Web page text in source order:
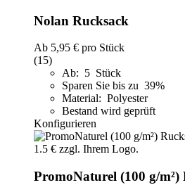
Nolan Rucksack
Ab 5,95 € pro Stück
(15)
Ab: 5 Stück
Sparen Sie bis zu 39%
Material: Polyester
Bestand wird geprüft
Konfigurieren
PromoNaturel (100 g/m²)